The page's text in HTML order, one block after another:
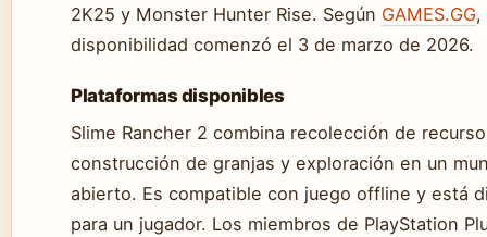
2K25 y Monster Hunter Rise. Según GAMES.GG,
disponibilidad comenzó el 3 de marzo de 2026.
Plataformas disponibles
Slime Rancher 2 combina recolección de
construcción de granjas y exploración en un
abierto. Es compatible con juego offline y está
para un jugador. Los miembros de PlayStation